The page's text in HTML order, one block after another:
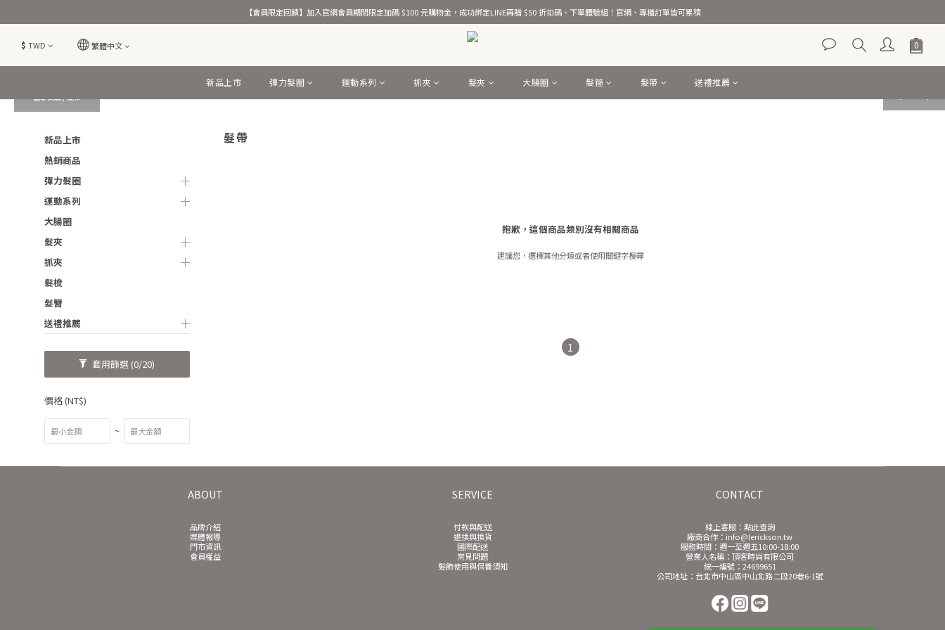
熱銷千萬條彈力髮圈！
【會員限定回饋】加入官網會員期間限定加碼 $100 元購物金，成功綁定LINE再贈 $50 折扣碼、下單體驗組！官網、專櫃訂單皆可累積
熱銷千萬條彈力髮圈！
$ TWD 繁體中文
新品上市 彈力髮圈 運動系列 抓夾 髮夾 大腸圈 髮箍 髮帶 送禮推薦
全部商品/髮帶
新品上市
熱銷商品
彈力髮圈
運動系列
大腸圈
髮夾
抓夾
髮梳
髮簪
送禮推薦
套用篩選 (0/20)
價格 (NT$)
~
髮帶
抱歉，這個商品類別沒有相關商品
建議您，選擇其他分類或者使用關鍵字搜尋
1
ABOUT
品牌介紹
媒體報導
門市資訊
會員權益
SERVICE
付款與配送
退換與換貨
國際配送
常見問題
髮飾使用與保養須知
CONTACT
線上客服： 點此查詢
廠商合作：info@lerickson.tw
服務時間：週一至週五10:00-18:00
營業人名稱：頂客時尚有限公司
統一編號：24699651
公司地址：台北市中山區中山北路二段20巷6-1號